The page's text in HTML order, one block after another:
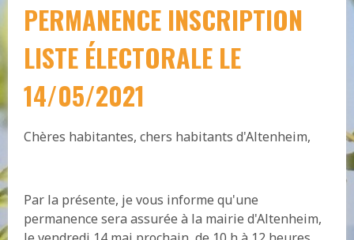
PERMANENCE INSCRIPTION
LISTE ÉLECTORALE LE
14/05/2021
Chères habitantes, chers habitants d'Altenheim,
Par la présente, je vous informe qu'une
permanence sera assurée à la mairie d'Altenheim,